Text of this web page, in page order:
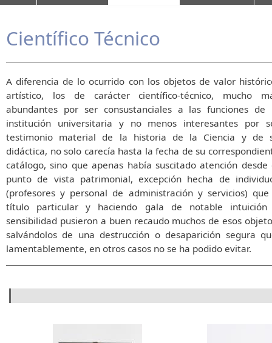
Científico Técnico
A diferencia de lo ocurrido con los objetos de valor
artístico, los de carácter científico-técnico, mucho
abundantes por ser consustanciales a las funciones de
institución universitaria y no menos interesantes por
testimonio material de la historia de la Ciencia y de
didáctica, no solo carecía hasta la fecha de su
catálogo, sino que apenas había suscitado atención desde
punto de vista patrimonial, excepción hecha de
(profesores y personal de administración y servicios)
título particular y haciendo gala de notable
sensibilidad pusieron a buen recaudo muchos de esos
salvándolos de una destrucción o desaparición segura
lamentablemente, en otros casos no se ha podido evitar.
Formulario de búsqueda